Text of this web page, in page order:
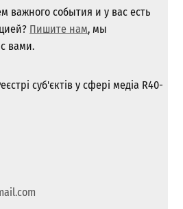
важного события и у вас есть
Пишите нам, мы
вами.
суб'єктів у сфері медіа R40-